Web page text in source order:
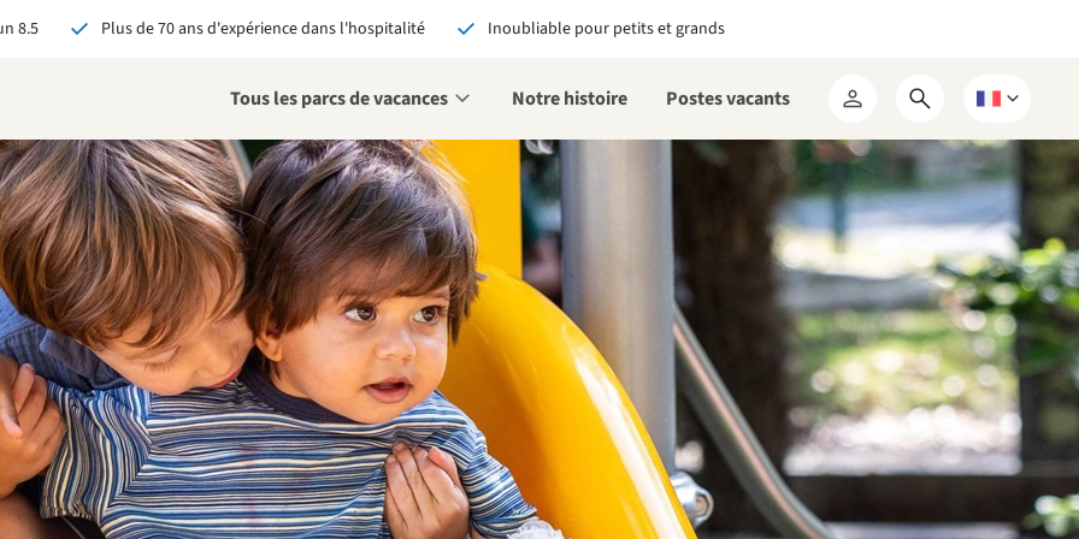
8.5 Plus de 70 ans d'expérience dans l'hospitalité Inoubliable pour petits et grands
Tous les parcs de vacances Notre histoire Postes vacants
Mon
RCN
Ouvrir
le
formulaire
de
recherche
Choisissez
une
langue
via RCN, vous
garantie du meilleur prix
avantages exclusifs
contact personnalisé
tous les avantages